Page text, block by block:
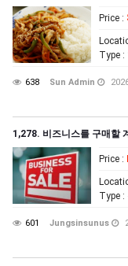
Price :
Type :
638 Sun Admin
1,278. 비즈니스를 구매할
Price :
Type :
601 Jungsinsunus